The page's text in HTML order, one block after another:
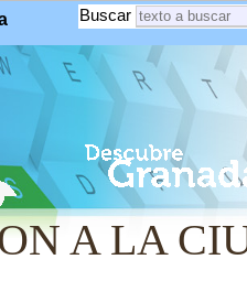
Buscar
A LA